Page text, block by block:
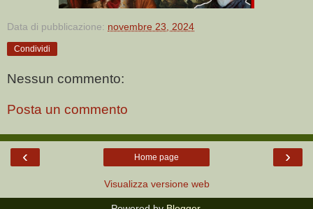
Data di pubblicazione: novembre 23, 2024
Condividi
Nessun commento:
Posta un commento
‹ ›
Home page
Visualizza versione web